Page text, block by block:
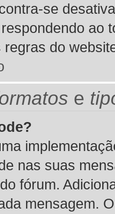
se
ao
regras do
e
nas suas
fórum.
mensagem.